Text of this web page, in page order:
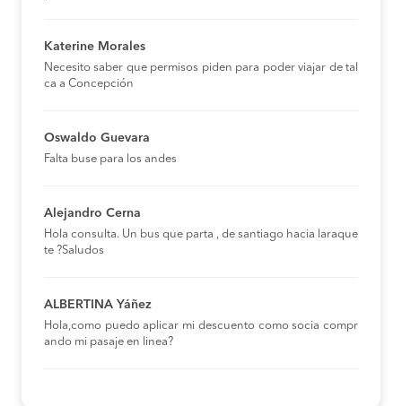
Katerine Morales
Necesito saber que permisos piden para poder viajar de tal
ca a Concepción
Oswaldo Guevara
Falta buse para los andes
Alejandro Cerna
Hola consulta. Un bus que parta , de santiago hacia laraque
te ?Saludos
ALBERTINA Yáñez
Hola,como puedo aplicar mi descuento como socia compr
ando mi pasaje en linea?